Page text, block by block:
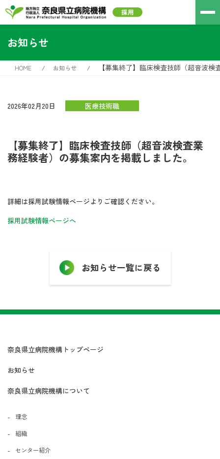
お知らせ
HOME お知らせ 【募集終了】臨床検査技師（超音波
2026年02月20日 医療技術職
【募集終了】臨床検査技師（超音波検査業
務経験者）の募集案内を掲載しました。
詳細は採用試験情報ページよりご確認ください。
採用試験情報ページへ
お知らせ一覧に戻る
奈良県立病院機構トップページ
お知らせ
奈良県立病院機構について
理念
組織
センター紹介